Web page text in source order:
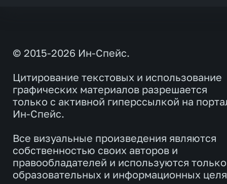
© 2015-2026 Ин-Спейс.
Цитирование текстовых и использование
графических материалов разрешается
только с активной гиперссылкой на
Ин-Спейс.
Все визуальные произведения являются
собственностью своих авторов и
правообладателей и используются
образовательных и информационных